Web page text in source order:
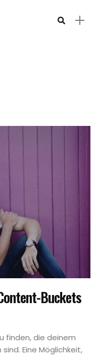
Buckets
finden, die deinem
Eine Möglichkeit,